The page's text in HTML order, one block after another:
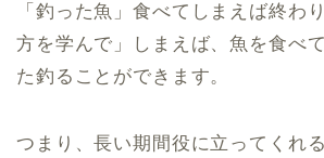
「釣った魚」食べてしまえば終わ
方を学んで」しまえば、魚を食べ
た釣ることができます。
つまり、長い期間役に立ってくれる